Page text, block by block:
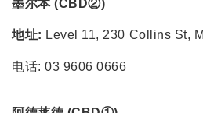
墨尔本 (CBD②)
地址: Level 11, 230 Collins St,
电话: 03 9606 0666